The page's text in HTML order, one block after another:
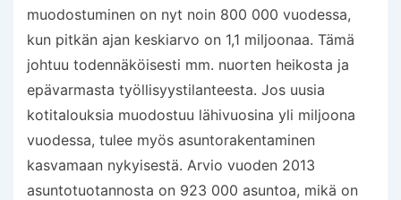
muodostuminen on nyt noin 800 000 vuodessa,
kun pitkän ajan keskiarvo on 1,1 miljoonaa. Tämä
johtuu todennäköisesti mm. nuorten heikosta ja
epävarmasta työllisyystilanteesta. Jos uusia
kotitalouksia muodostuu lähivuosina yli miljoona
vuodessa, tulee myös asuntorakentaminen
kasvamaan nykyisestä. Arvio vuoden 2013
asuntotuotannosta on 923 000 asuntoa, mikä on